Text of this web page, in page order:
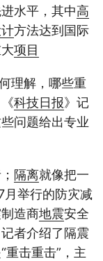
水平，其中高
方法达到国际
项目
理解，哪些重
《科技日报》记
些问题给出专业
隔离就像把一
月举行的防灾减
造商地震安全
者介绍了隔震
重击重击”，主